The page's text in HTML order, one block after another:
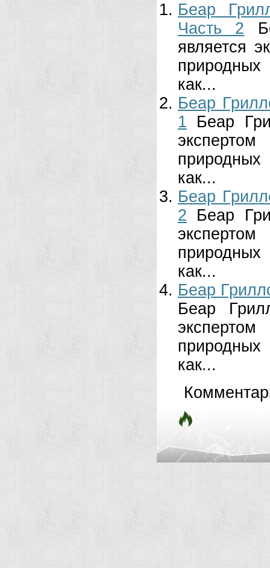
Беар
Часть 2
является
как...
Беар
1
Беар
как...
Беар
2
Беар
как...
Беар
Беар
как...